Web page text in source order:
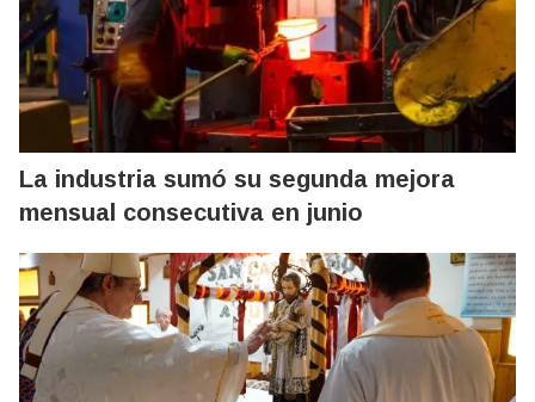
La industria sumó su segunda mejora
mensual consecutiva en junio